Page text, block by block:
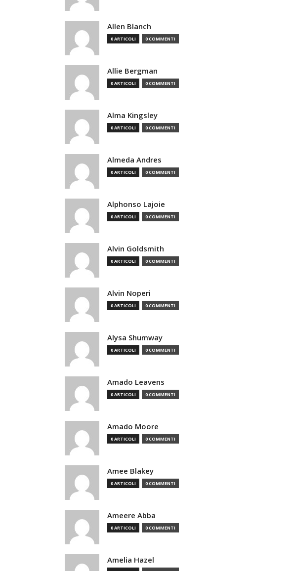
Allen Blanch
0 ARTICOLI 0 COMMENTI
Allie Bergman
0 ARTICOLI 0 COMMENTI
Alma Kingsley
0 ARTICOLI 0 COMMENTI
Almeda Andres
0 ARTICOLI 0 COMMENTI
Alphonso Lajoie
0 ARTICOLI 0 COMMENTI
Alvin Goldsmith
0 ARTICOLI 0 COMMENTI
Alvin Noperi
0 ARTICOLI 0 COMMENTI
Alysa Shumway
0 ARTICOLI 0 COMMENTI
Amado Leavens
0 ARTICOLI 0 COMMENTI
Amado Moore
0 ARTICOLI 0 COMMENTI
Amee Blakey
0 ARTICOLI 0 COMMENTI
Ameere Abba
0 ARTICOLI 0 COMMENTI
Amelia Hazel